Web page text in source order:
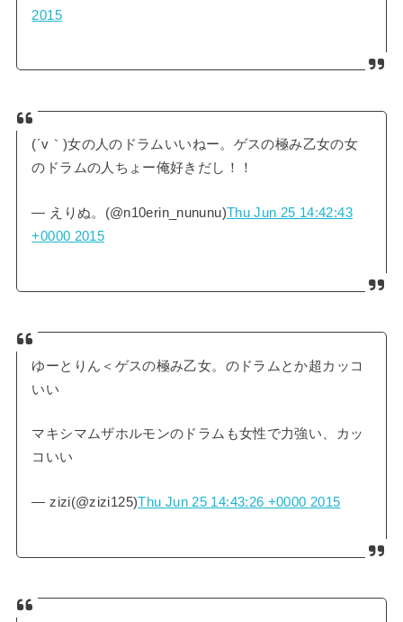
2015
(´v｀)女の人のドラムいいねー。ゲスの極み乙女の女
のドラムの人ちょー俺好きだし！！
— えりぬ。(@n10erin_nununu)Thu Jun 25 14:42:43
+0000 2015
ゆーとりん＜ゲスの極み乙女。のドラムとか超カッコ
いい
マキシマムザホルモンのドラムも女性で力強い、カッ
コいい
— zizi(@zizi125)Thu Jun 25 14:43:26 +0000 2015